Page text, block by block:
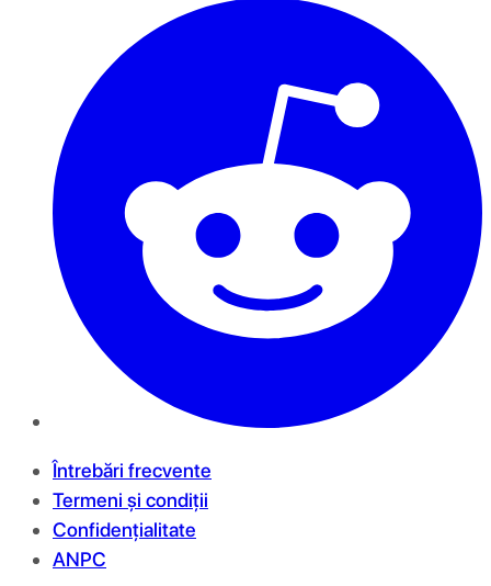
Întrebări frecvente
Termeni și condiții
Confidențialitate
ANPC